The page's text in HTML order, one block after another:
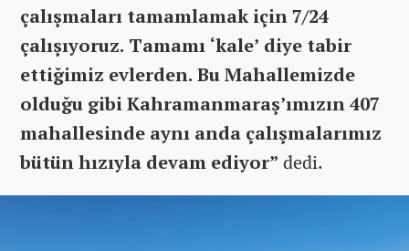
çalışmaları tamamlamak için 7/24
çalışıyoruz. Tamamı ‘kale’ diye tabir
ettiğimiz evlerden. Bu Mahallemizde
olduğu gibi Kahramanmaraş’ımızın 407
mahallesinde aynı anda çalışmalarımız
bütün hızıyla devam ediyor” dedi.